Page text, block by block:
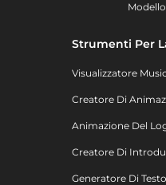
Modello
Strumenti Per
Visualizzatore
Creatore Di
Animazione Del
Creatore Di
Generatore Di